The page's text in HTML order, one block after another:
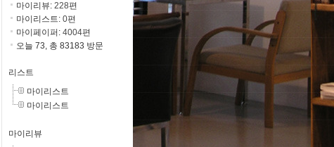
마이리뷰: 228편
마이리스트: 0편
마이페이퍼: 4004편
오늘 73, 총 83183 방문
리스트
마이리스트
마이리스트
마이리뷰